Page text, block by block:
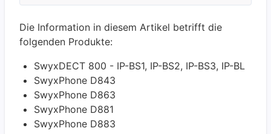
Die Information in diesem Artikel betrifft die
folgenden Produkte:
SwyxDECT 800 - IP-BS1, IP-BS2, IP-BS3, IP-BL
SwyxPhone D843
SwyxPhone D863
SwyxPhone D881
SwyxPhone D883